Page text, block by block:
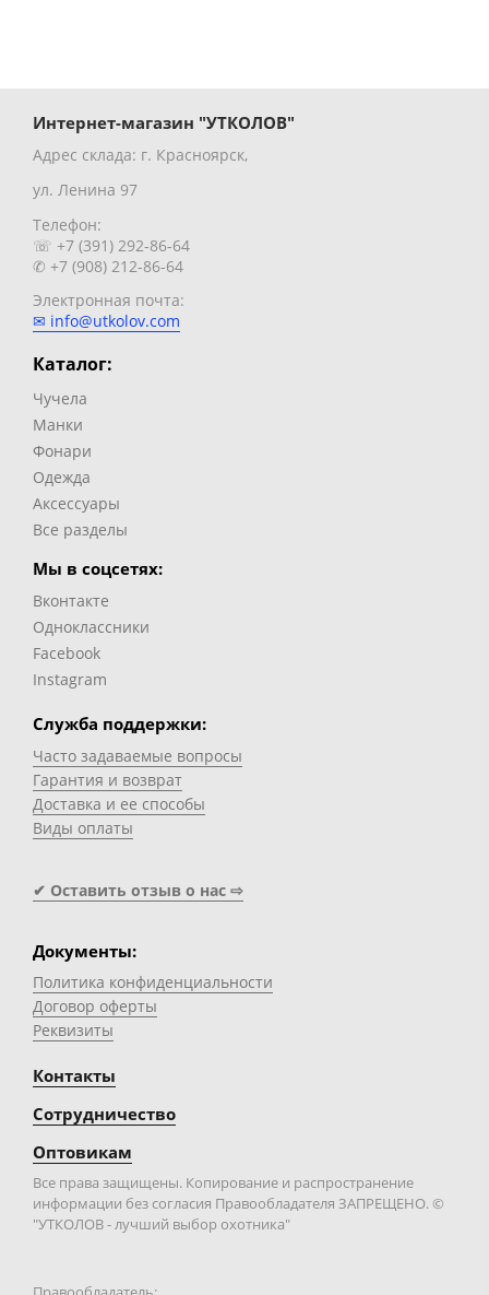
Интернет-магазин "УТКОЛОВ"
Адрес склада: г. Красноярск,
ул. Ленина 97
Телефон:
☏ +7 (391) 292-86-64
✆ +7 (908) 212-86-64
Электронная почта:
✉ info@utkolov.com
Каталог:
Чучела
Манки
Фонари
Одежда
Аксессуары
Все разделы
Мы в соцсетях:
Вконтакте
Одноклассники
Facebook
Instagram
Служба поддержки:
Часто задаваемые вопросы
Гарантия и возврат
Доставка и ее способы
Виды оплаты
✔ Оставить отзыв о нас ⇨
Документы:
Политика конфиденциальности
Договор оферты
Реквизиты
Контакты
Сотрудничество
Оптовикам
Все права защищены. Копирование и распространение
информации без согласия Правообладателя ЗАПРЕЩЕНО. ©
"УТКОЛОВ - лучший выбор охотника"